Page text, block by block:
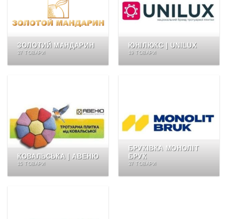
ЗОЛОТИЙ МАНДАРИН
37 ТОВАРИ
ЮНІЛЮКС | UNILUX
19 ТОВАРИ
КОВАЛЬСЬКА | АВЕНЮ
15 ТОВАРИ
БРУКІВКА МОНОЛІТ
БРУК
37 ТОВАРИ